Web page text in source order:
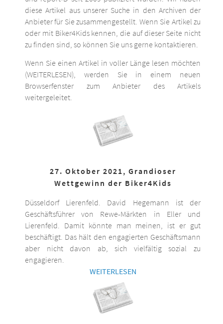
diese Artikel aus unserer Suche in den Archiven der
Anbieter für Sie zusammengestellt. Wenn Sie Artikel zu
oder mit Biker4Kids kennen, die auf dieser Seite nicht
zu finden sind, so können Sie uns gerne kontaktieren.
Wenn Sie einen Artikel in voller Länge lesen möchten
(WEITERLESEN), werden Sie in einem neuen
Browserfenster zum Anbieter des Artikels
weitergeleitet.
27. Oktober 2021, Grandioser
Wettgewinn der Biker4Kids
Düsseldorf Lierenfeld. David Hegemann ist der
Geschäftsführer von Rewe-Märkten in Eller und
Lierenfeld. Damit könnte man meinen, ist er gut
beschäftigt. Das hält den engagierten Geschäftsmann
aber nicht davon ab, sich vielfältig sozial zu
engagieren.
WEITERLESEN